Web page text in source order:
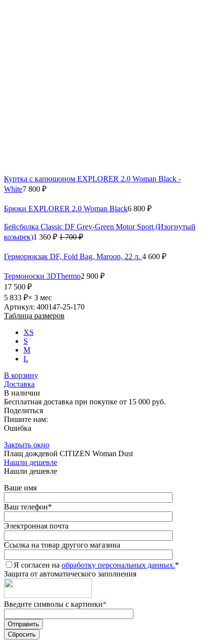
Куртка с капюшоном EXPLORER 2.0 Woman Black -
White7 800 ₽
Брюки EXPLORER 2.0 Woman Black6 800 ₽
Бейсболка Classic DF Grey-Green Motor Sport (Изогнутый
козырек)1 360 ₽ 1 700 ₽
Герморюкзак DF, Fold Bag, Maroon, 22 л. 4 600 ₽
Термоноски 3DThermo2 900 ₽
17 500 ₽
5 833 ₽× 3 мес
Артикул: 400147-25-170
Таблица размеров
XS
S
M
L
В корзину
Доставка
В наличии
Бесплатная доставка при покупке от 15 000 руб.
Поделиться
Пишите нам:
Ошибка
Закрыть окно
Плащ дождевой CITIZEN Woman Dust
Нашли дешевле
Нашли дешевле
Ваше имя
Ваш телефон*
Электронная почта
Ссылка на товар другого магазина
Я согласен на обработку персональных данных.*
Защита от автоматического заполнения
Введите символы с картинки*